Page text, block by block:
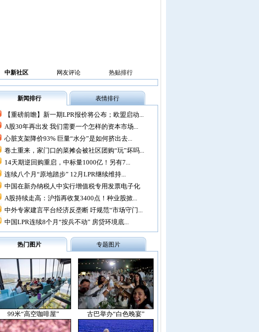
中新社区 网友评论 热贴排行
新闻排行 表情排行
【重磅前瞻】新一期LPR报价将公布；欧盟启动...
A股30年再出发 我们需要一个怎样的资本市场...
心脏支架降价93% 巨量“水分”是如何挤出去...
卷土重来，家门口的菜摊会被社区团购“玩”坏吗...
14天期逆回购重启，中标量1000亿！另有7...
连续八个月“原地踏步” 12月LPR继续维持...
中国在新办纳税人中实行增值税专用发票电子化
A股持续走高：沪指再收复3400点！种业股掀...
中外专家建言平台经济反垄断 吁规范“市场守门...
中国LPR连续8个月“按兵不动” 房贷环境底...
热门图片 专题图片
99米“高空咖啡屋” 古巴举办“白色晚宴”